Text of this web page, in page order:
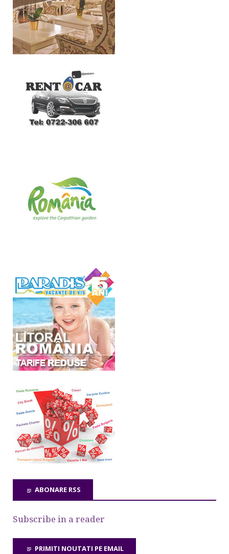
ABONARE RSS
Subscribe in a reader
PRIMITI NOUTATI PE EMAIL